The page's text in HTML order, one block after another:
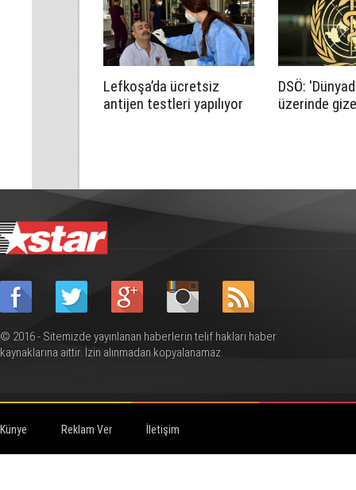
yapılmalı”
Lefkoşa’da ücretsiz
antijen testleri yapılıyor
DSÖ:
üzerinde
© 2016 - Sitemizde yayınlanan haberlerin telif hakları haber
kaynaklarına aittir. İzin alınmadan kopyalanamaz.
Künye Reklam Ver İletişim